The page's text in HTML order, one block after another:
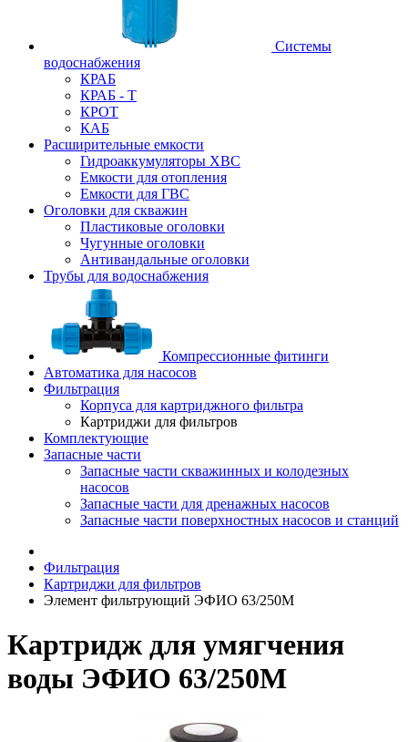
Системы
водоснабжения
КРАБ
КРАБ - Т
КРОТ
КАБ
Расширительные емкости
Гидроаккумуляторы ХВС
Емкости для отопления
Емкости для ГВС
Оголовки для скважин
Пластиковые оголовки
Чугунные оголовки
Антивандальные оголовки
Трубы для водоснабжения
Компрессионные фитинги
Автоматика для насосов
Фильтрация
Корпуса для картриджного фильтра
Картриджи для фильтров
Комплектующие
Запасные части
Запасные части скважинных и колодезных
насосов
Запасные части для дренажных насосов
Запасные части поверхностных насосов и станций
Фильтрация
Картриджи для фильтров
Элемент фильтрующий ЭФИО 63/250М
Картридж для умягчения
воды ЭФИО 63/250М